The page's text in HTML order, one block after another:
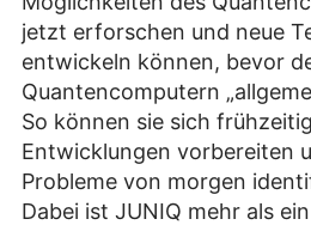
jetzt erforschen und neue
entwickeln können, bevor
Quantencomputern
So können sie sich
Entwicklungen vorbereiten
Probleme von morgen
Dabei ist JUNIQ mehr als